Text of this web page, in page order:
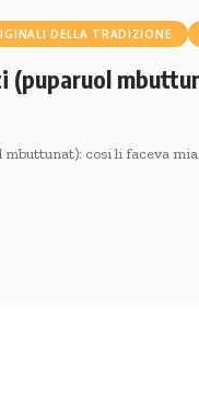
DELLA TRADIZIONE
cosi li faceva